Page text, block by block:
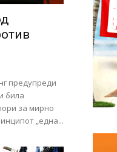
предупреди
била
за мирно
„една...